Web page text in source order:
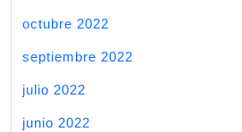
octubre 2022
septiembre 2022
julio 2022
junio 2022